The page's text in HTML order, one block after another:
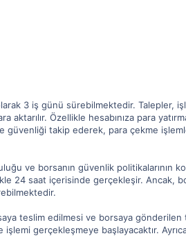
3 iş günü sürebilmektedir. Talepler,
aktarılır. Özellikle hesabınıza para
güvenliği takip ederek, para çekme
ve borsanın güvenlik politikalarının
24 saat içerisinde gerçekleşir. Ancak,
teslim edilmesi ve borsaya gönderilen
gerçekleşmeye başlayacaktır.